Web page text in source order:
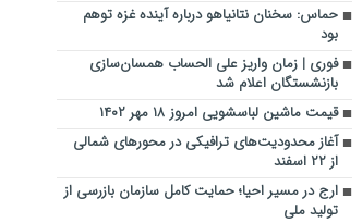
حماس: سخنان نتانیاهو درباره آینده غزه توهم
بود
فوری | زمان واریز علی الحساب همسان‌سازی
بازنشستگان اعلام شد
قیمت ماشین لباسشویی امروز ۱۸ مهر ۱۴۰۲
آغاز محدودیت‌های ترافیکی در محورهای شمالی
از ۲۲ اسفند
ارج در مسیر احیا؛ حمایت کامل سازمان بازرسی از
تولید ملی